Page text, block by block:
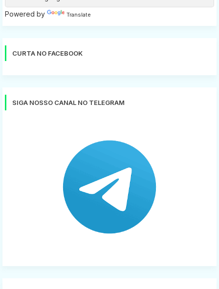
Powered by Translate
CURTA NO FACEBOOK
SIGA NOSSO CANAL NO TELEGRAM